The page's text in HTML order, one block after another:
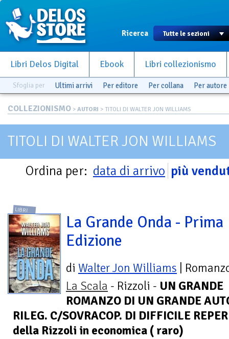
Ricerca
Libri Delos Digital Ebook Libri collezionismo
Sfoglia per Ultimi arrivi Per editore Per collana Per autore
COLLEZIONISMO > AUTORI > TITOLI DI WALTER JON WILLIAMS
TITOLI DI WALTER JON WILLIAMS
Ordina per: data di arrivo più
LIBRI
La Grande Onda - Prima
Edizione
di Walter Jon Williams |
La Scala - Rizzoli - UN GRANDE
ROMANZO DI UN GRANDE
RILEG. C/SOVRACOP. DI DIFFICILE
della Rizzoli in economica ( raro)